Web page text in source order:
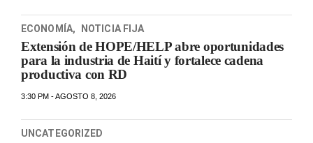
ECONOMÍA, NOTICIA FIJA
Extensión de HOPE/HELP abre oportunidades
para la industria de Haití y fortalece cadena
productiva con RD
3:30 PM - AGOSTO 8, 2026
UNCATEGORIZED